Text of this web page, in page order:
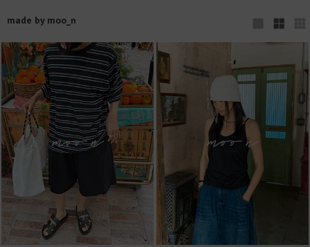
made by moo_n